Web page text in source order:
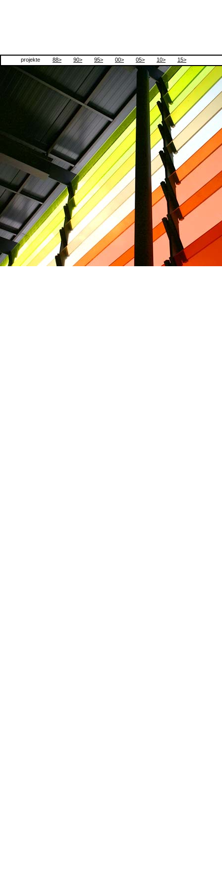
Meyer Fleckenstein
Architekten Stadtplaner
Holländische Reihe 11
projekte 88> 90> 95> 00> 05> 10> 15>